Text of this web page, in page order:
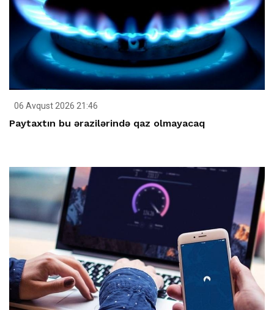
06 Avqust 2026 21:46
Paytaxtın bu ərazilərində qaz olmayacaq